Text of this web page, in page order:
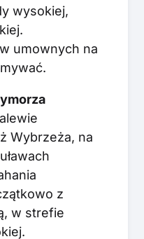
wysokiej,
umownych na
Wybrzeża, na
z
w strefie